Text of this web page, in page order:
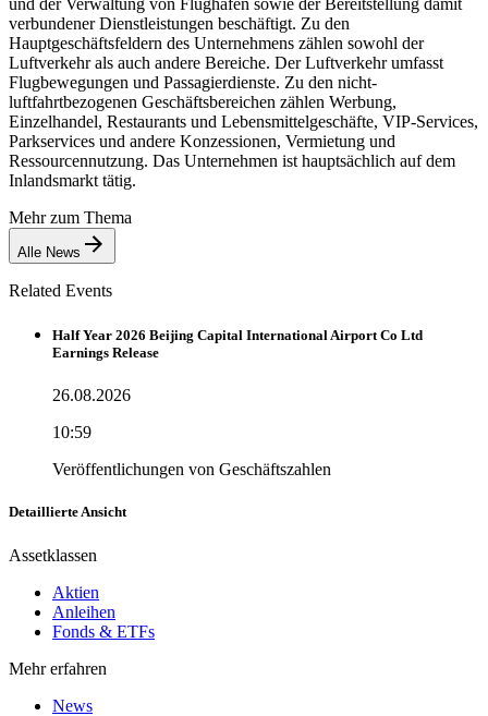
verbundener Dienstleistungen beschäftigt. Zu den
Hauptgeschäftsfeldern des Unternehmens zählen sowohl der
Luftverkehr als auch andere Bereiche. Der Luftverkehr umfasst
Flugbewegungen und Passagierdienste. Zu den nicht-
luftfahrtbezogenen Geschäftsbereichen zählen Werbung,
Einzelhandel, Restaurants und Lebensmittelgeschäfte, VIP-Services,
Parkservices und andere Konzessionen, Vermietung und
Ressourcennutzung. Das Unternehmen ist hauptsächlich auf dem
Inlandsmarkt tätig.
Mehr zum Thema
Alle News
Related Events
Half Year 2026 Beijing Capital International Airport Co Ltd
Earnings Release
26.08.2026
10:59
Veröffentlichungen von Geschäftszahlen
Detaillierte Ansicht
Assetklassen
Aktien
Anleihen
Fonds & ETFs
Mehr erfahren
News